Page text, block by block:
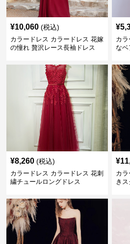
¥10,060 (税込)
カラードレス カラードレス 花嫁
の憧れ 贅沢レース長袖ドレス
¥
カ
なベ
¥8,260 (税込)
カラードレス カラードレス 花刺
繍チュールロングドレス
¥
カ
き